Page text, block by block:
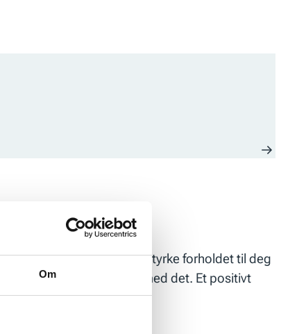
Om
og det er mulig å styrke forholdet til deg
selvsnakk, og slutte med det. Et positivt